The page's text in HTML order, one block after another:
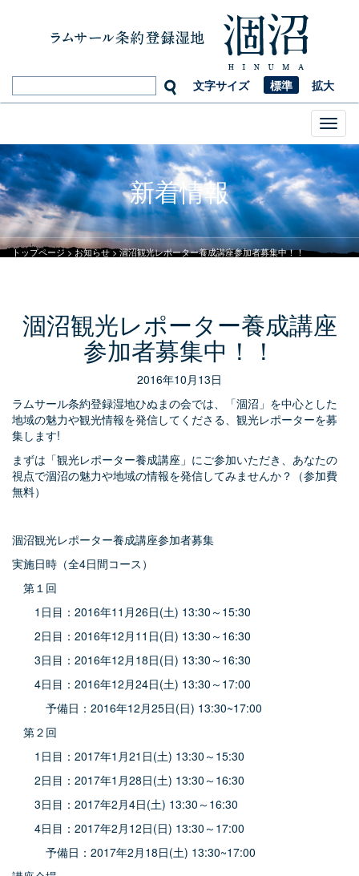
文字サイズ 標準 拡大
新着情報
トップページ>お知らせ>涸沼観光レポーター養成講座参加者募集中！！
涸沼観光レポーター養成講座
参加者募集中！！
2016年10月13日
ラムサール条約登録湿地ひぬまの会では、「涸沼」を中心とした
地域の魅力や観光情報を発信してくださる、観光レポーターを募
集します!
まずは「観光レポーター養成講座」にご参加いただき、あなたの
視点で涸沼の魅力や地域の情報を発信してみませんか？（参加費
無料）
涸沼観光レポーター養成講座参加者募集
実施日時（全4日間コース）
第１回
1日目：2016年11月26日(土) 13:30～15:30
2日目：2016年12月11日(日) 13:30～16:30
3日目：2016年12月18日(日) 13:30～16:30
4日目：2016年12月24日(土) 13:30～17:00
予備日：2016年12月25日(日) 13:30~17:00
第２回
1日目：2017年1月21日(土) 13:30～15:30
2日目：2017年1月28日(土) 13:30～16:30
3日目：2017年2月4日(土) 13:30～16:30
4日目：2017年2月12日(日) 13:30～17:00
予備日：2017年2月18日(土) 13:30~17:00